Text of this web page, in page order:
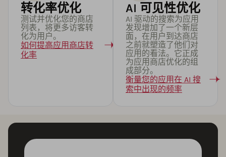
转化率优化
测试并优化您的商店
列表，将更多访客转
化为用户。
如何提高应用商店转
化率
AI 可见性优化
AI 驱动的搜索为应用
发现增加了一个新层
面，在用户到达商店
之前就塑造了他们对
应用的看法。它正成
为应用商店优化的组
成部分。
衡量您的应用在 AI 搜
索中出现的频率